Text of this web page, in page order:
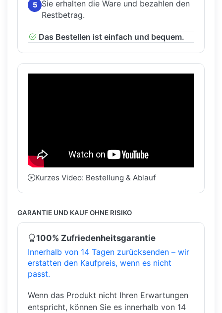
5
Sie erhalten die Ware und bezahlen den
Restbetrag.
Das Bestellen ist einfach und bequem.
Kurzes Video: Bestellung & Ablauf
GARANTIE UND KAUF OHNE RISIKO
100% Zufriedenheitsgarantie
Innerhalb von 14 Tagen zurücksenden – wir
erstatten den Kaufpreis, wenn es nicht
passt.
Wenn das Produkt nicht Ihren Erwartungen
entspricht, können Sie es innerhalb von 14